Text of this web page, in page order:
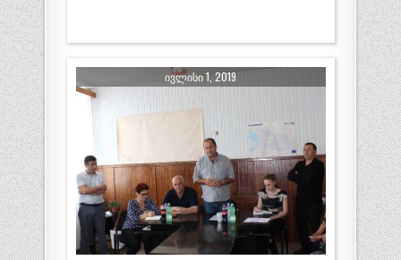
ᲘᲕᲚᲘᲡᲘ 1, 2019